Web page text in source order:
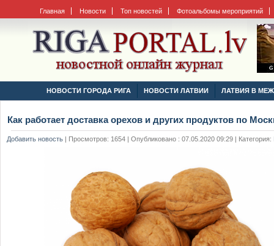
Главная Новости Топ новостей Фотоальбомы мероприятий
НОВОСТИ ГОРОДА РИГА НОВОСТИ ЛАТВИИ ЛАТВИЯ В
Как работает доставка орехов и других продуктов по
Добавить новость | Просмотров: 1654 | Опубликовано : 07.05.2020 09:29 | Категория: